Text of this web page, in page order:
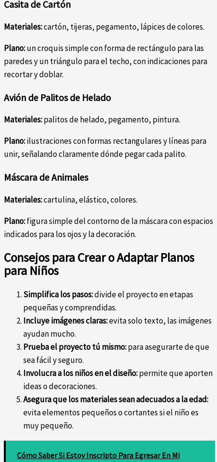
Casita de Cartón
Materiales:cartón, tijeras, pegamento, lápices de colores.
Plano:un croquis simple con forma de rectángulo para las
paredes y un triángulo para el techo, con indicaciones para
recortar y doblar.
Avión de Palitos de Helado
Materiales:palitos de helado, pegamento, pintura.
Plano:ilustraciones con formas rectangulares y líneas para
unir, señalando claramente dónde pegar cada palito.
Máscara de Animales
Materiales:cartulina, elástico, colores.
Plano:figura simple del contorno de la máscara con espacios
indicados para los ojos y la decoración.
Consejos para Crear o Adaptar Planos
para Niños
Simplifica los pasos:divide el proyecto en etapas
pequeñas y comprendidas.
Incluye imágenes claras:evita solo texto, las imágenes
ayudan mucho.
Prueba el proyecto tú mismo:para asegurarte de que
sea fácil y seguro.
Involucra a los niños en el diseño:permite que aporten
ideas o decoraciones.
Asegura que los materiales sean adecuados a la edad:
evita elementos pequeños o cortantes si el niño es
muy pequeño.
Cómo Saber Si Estoy Inscripto Para Egresar En Mi